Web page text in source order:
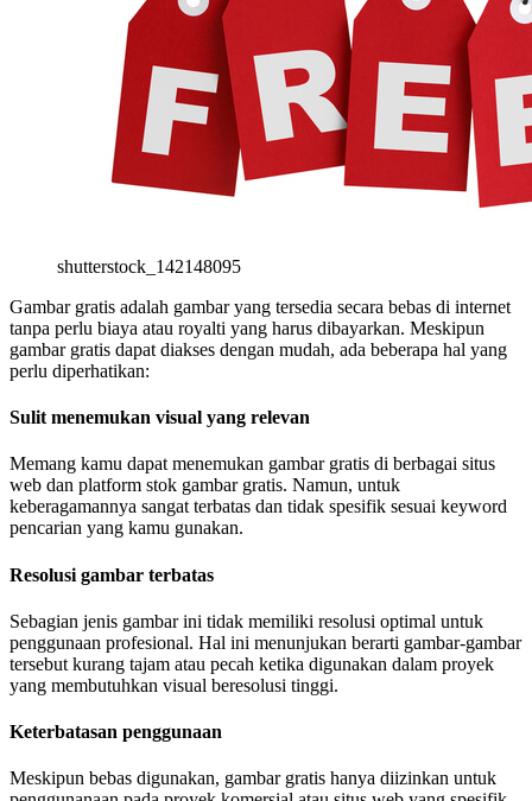
shutterstock_142148095
Gambar gratis adalah gambar yang tersedia secara bebas di internet
tanpa perlu biaya atau royalti yang harus dibayarkan. Meskipun
gambar gratis dapat diakses dengan mudah, ada beberapa hal yang
perlu diperhatikan:
Sulit menemukan visual yang relevan
Memang kamu dapat menemukan gambar gratis di berbagai situs
web dan platform stok gambar gratis. Namun, untuk
keberagamannya sangat terbatas dan tidak spesifik sesuai keyword
pencarian yang kamu gunakan.
Resolusi gambar terbatas
Sebagian jenis gambar ini tidak memiliki resolusi optimal untuk
penggunaan profesional. Hal ini menunjukan berarti gambar-gambar
tersebut kurang tajam atau pecah ketika digunakan dalam proyek
yang membutuhkan visual beresolusi tinggi.
Keterbatasan penggunaan
Meskipun bebas digunakan, gambar gratis hanya diizinkan untuk